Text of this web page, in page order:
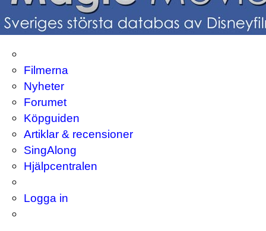
Filmerna
Nyheter
Forumet
Köpguiden
Artiklar & recensioner
SingAlong
Hjälpcentralen
Logga in